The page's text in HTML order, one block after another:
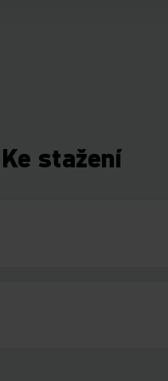
Ke stažení